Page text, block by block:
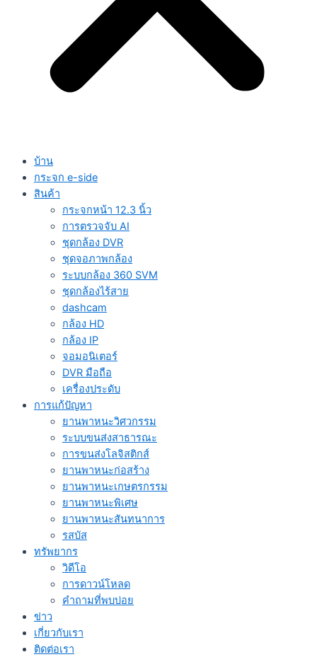
บ้าน
กระจก e-side
สินค้า
กระจกหน้า 12.3 นิ้ว
การตรวจจับ AI
ชุดกล้อง DVR
ชุดจอภาพกล้อง
ระบบกล้อง 360 SVM
ชุดกล้องไร้สาย
dashcam
กล้อง HD
กล้อง IP
จอมอนิเตอร์
DVR มือถือ
เครื่องประดับ
การแก้ปัญหา
ยานพาหนะวิศวกรรม
ระบบขนส่งสาธารณะ
การขนส่งโลจิสติกส์
ยานพาหนะก่อสร้าง
ยานพาหนะเกษตรกรรม
ยานพาหนะพิเศษ
ยานพาหนะสันทนาการ
รสบัส
ทรัพยากร
วิดีโอ
การดาวน์โหลด
คำถามที่พบบ่อย
ข่าว
เกี่ยวกับเรา
ติดต่อเรา